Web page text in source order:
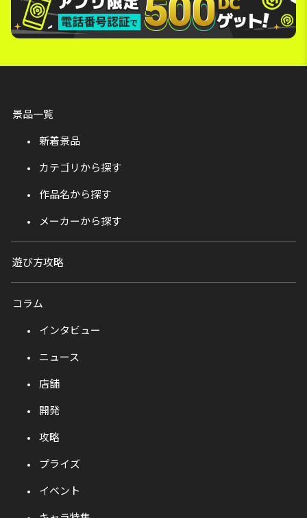
景品一覧
新着景品
カテゴリから探す
作品名から探す
メーカーから探す
遊び方攻略
コラム
インタビュー
ニュース
店舗
開発
攻略
プライズ
イベント